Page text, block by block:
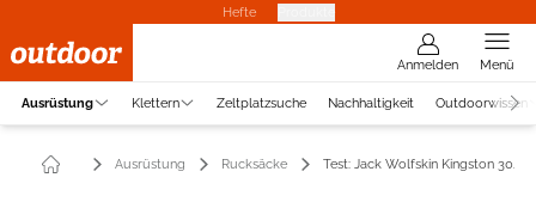
Hefte
Anmelden Menü
Ausrüstung Klettern Zeltplatzsuche Nachhaltigkeit Outdoorwissen
Ausrüstung Rucksäcke Test: Jack Wolfskin Kingston 30/22